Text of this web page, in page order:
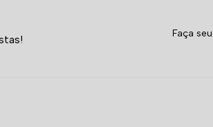
Faça